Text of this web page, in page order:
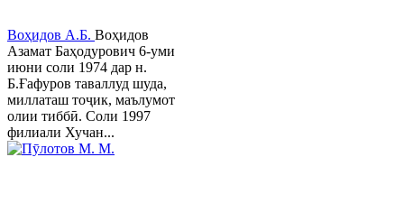
Воҳидов А.Б. Воҳидов
Азамат Баҳодурович 6-уми
июни соли 1974 дар н.
Б.Ғафуров таваллуд шуда,
миллаташ тоҷик, маълумот
олии тиббӣ. Соли 1997
филиали Хучан...